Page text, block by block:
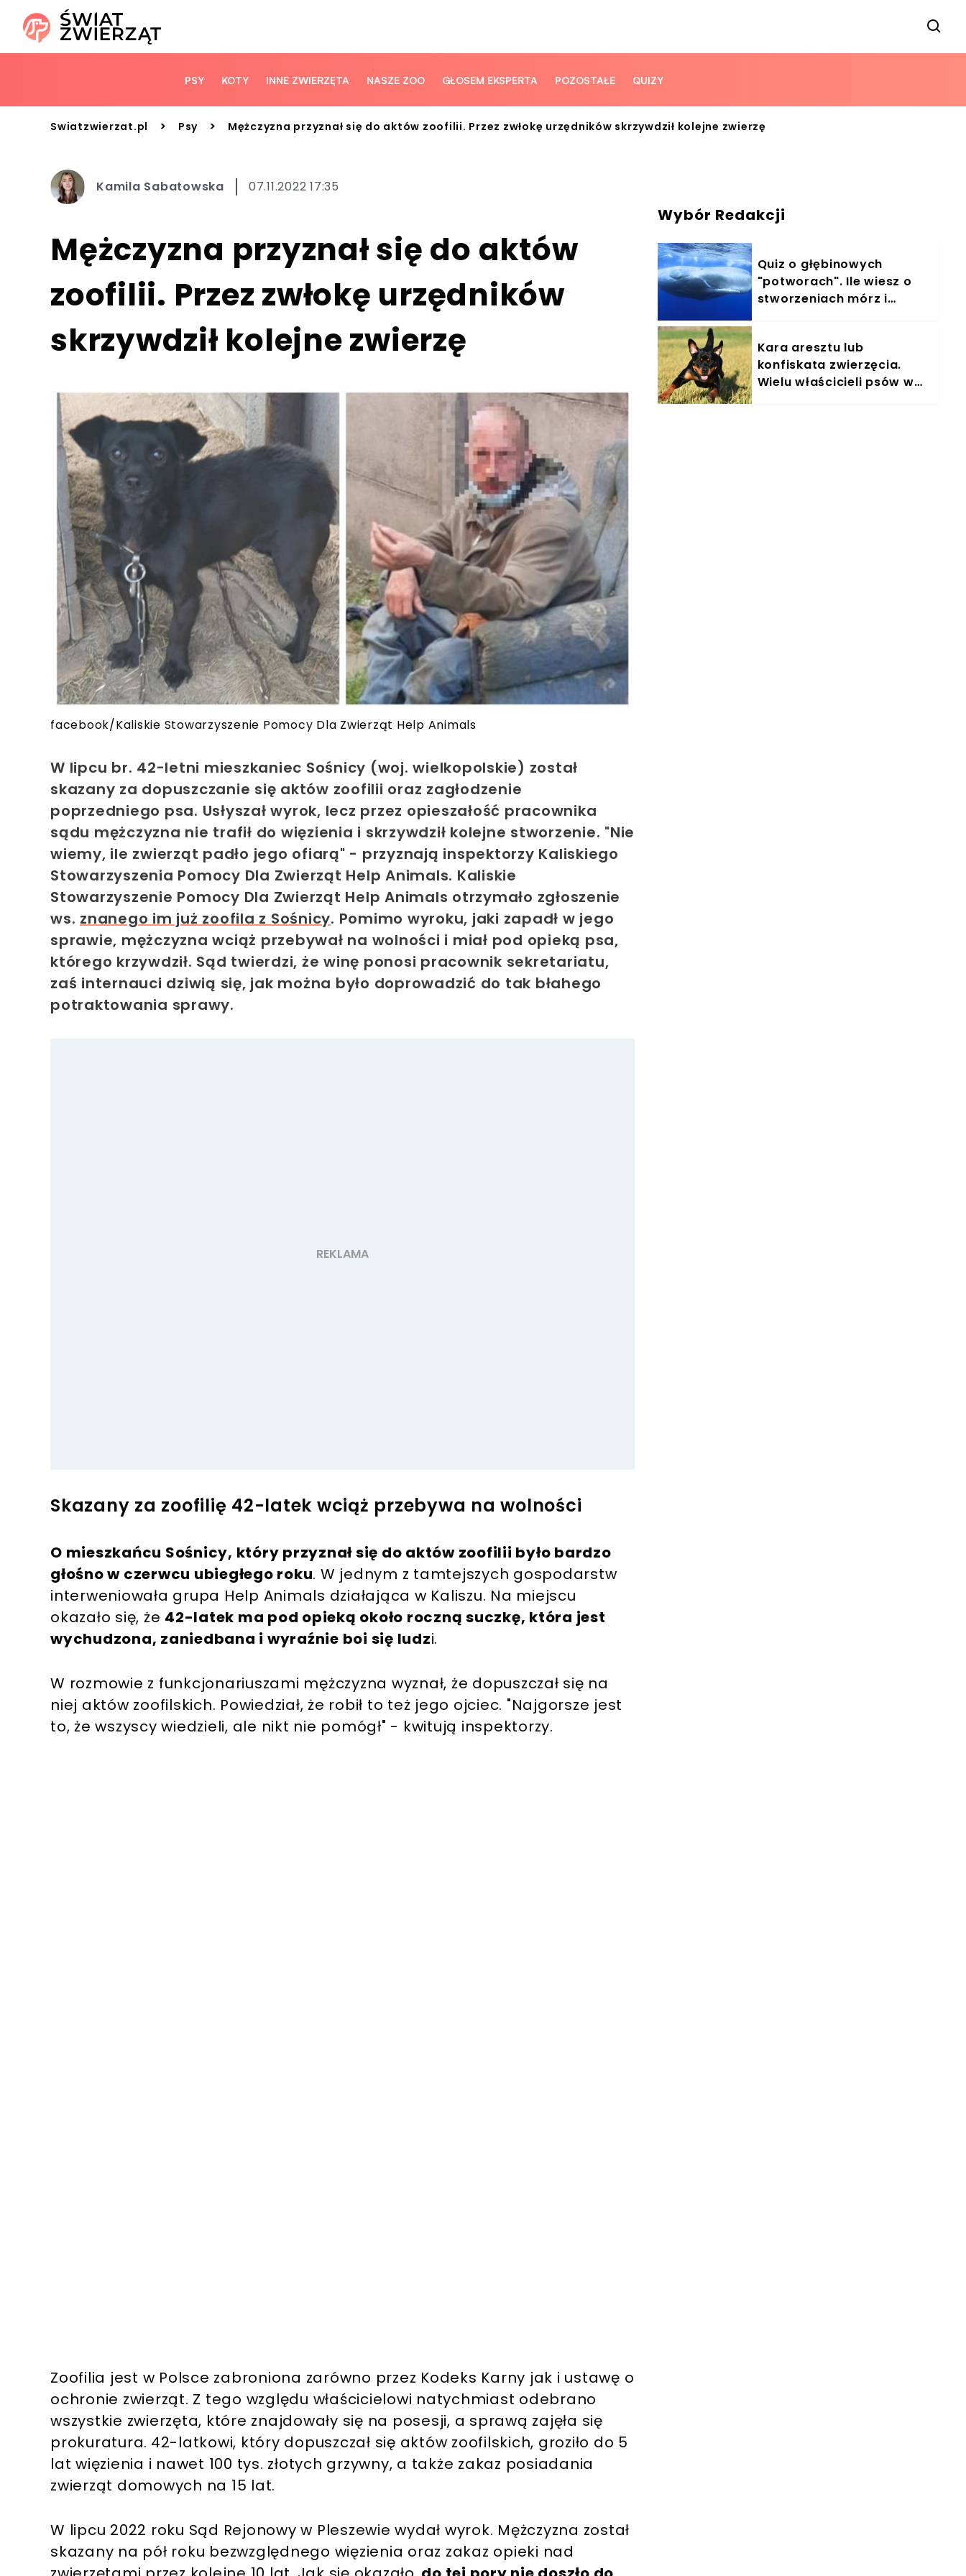
PSY KOTY INNE ZWIERZĘTA NASZE ZOO GŁOSEM EKSPERTA POZOSTAŁE QUIZY
Swiatzwierzat.pl > Psy > Mężczyzna przyznał się do aktów zoofilii. Przez zwłokę urzędników skrzywdził kolejne zwierzę
Kamila Sabatowska 07.11.2022 17:35
Mężczyzna przyznał się do aktów
zoofilii. Przez zwłokę urzędników
skrzywdził kolejne zwierzę
facebook/Kaliskie Stowarzyszenie Pomocy Dla Zwierząt Help Animals
W lipcu br. 42-letni mieszkaniec Sośnicy (woj. wielkopolskie) został
skazany za dopuszczanie się aktów zoofilii oraz zagłodzenie
poprzedniego psa. Usłyszał wyrok, lecz przez opieszałość pracownika
sądu mężczyzna nie trafił do więzienia i skrzywdził kolejne stworzenie. "Nie
wiemy, ile zwierząt padło jego ofiarą" - przyznają inspektorzy Kaliskiego
Stowarzyszenia Pomocy Dla Zwierząt Help Animals. Kaliskie
Stowarzyszenie Pomocy Dla Zwierząt Help Animals otrzymało zgłoszenie
ws. znanego im już zoofila z Sośnicy. Pomimo wyroku, jaki zapadł w jego
sprawie, mężczyzna wciąż przebywał na wolności i miał pod opieką psa,
którego krzywdził. Sąd twierdzi, że winę ponosi pracownik sekretariatu,
zaś internauci dziwią się, jak można było doprowadzić do tak błahego
potraktowania sprawy.
Skazany za zoofilię 42-latek wciąż przebywa na wolności
O mieszkańcu Sośnicy, który przyznał się do aktów zoofilii było bardzo
głośno w czerwcu ubiegłego roku. W jednym z tamtejszych gospodarstw
interweniowała grupa Help Animals działająca w Kaliszu. Na miejscu
okazało się, że 42-latek ma pod opieką około roczną suczkę, która jest
wychudzona, zaniedbana i wyraźnie boi się ludzi.
W rozmowie z funkcjonariuszami mężczyzna wyznał, że dopuszczał się na
niej aktów zoofilskich. Powiedział, że robił to też jego ojciec. "Najgorsze jest
to, że wszyscy wiedzieli, ale nikt nie pomógł" - kwitują inspektorzy.
Zoofilia jest w Polsce zabroniona zarówno przez Kodeks Karny jak i ustawę o
ochronie zwierząt. Z tego względu właścicielowi natychmiast odebrano
wszystkie zwierzęta, które znajdowały się na posesji, a sprawą zajęła się
prokuratura. 42-latkowi, który dopuszczał się aktów zoofilskich, groziło do 5
lat więzienia i nawet 100 tys. złotych grzywny, a także zakaz posiadania
zwierząt domowych na 15 lat.
W lipcu 2022 roku Sąd Rejonowy w Pleszewie wydał wyrok. Mężczyzna został
skazany na pół roku bezwzględnego więzienia oraz zakaz opieki nad
Wybór Redakcji
Quiz o głębinowych
"potworach". Ile wiesz o
stworzeniach mórz i
Kara aresztu lub
konfiskata zwierzęcia.
Wielu właścicieli psów w